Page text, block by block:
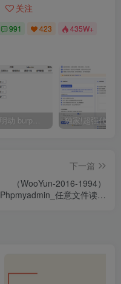
关注
991 423 435W+
mingdon 明动 burp插件0.2.6版本 本地时间校验去除版
下一篇
（WooYun-2016-1994）
Phpmyadmin_任意文件读取